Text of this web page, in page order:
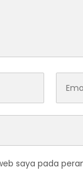
saya pada